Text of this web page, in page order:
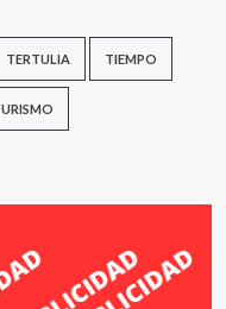
TERTULIA TIEMPO